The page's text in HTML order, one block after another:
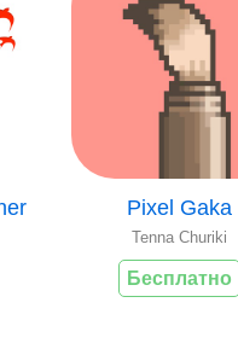
Pixel Gaka
Tenna Churiki
Бесплатно